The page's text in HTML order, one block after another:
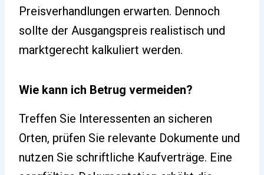
Preisverhandlungen erwarten. Dennoch
sollte der Ausgangspreis realistisch und
marktgerecht kalkuliert werden.
Wie kann ich Betrug vermeiden?
Treffen Sie Interessenten an sicheren
Orten, prüfen Sie relevante Dokumente und
nutzen Sie schriftliche Kaufverträge. Eine